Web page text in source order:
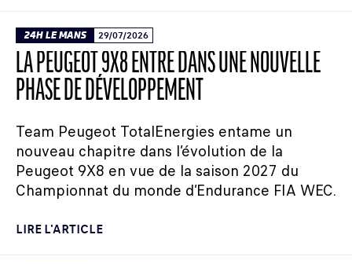
24H LE MANS 29/07/2026
LA PEUGEOT 9X8 ENTRE DANS UNE NOUVELLE
PHASE DE DÉVELOPPEMENT
Team Peugeot TotalEnergies entame un
nouveau chapitre dans l’évolution de la
Peugeot 9X8 en vue de la saison 2027 du
Championnat du monde d’Endurance FIA WEC.
LIRE L'ARTICLE